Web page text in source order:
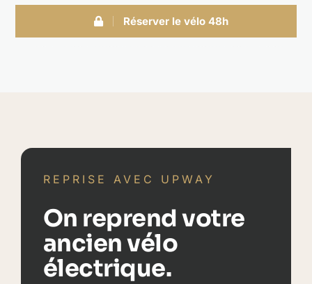
Réserver le vélo 48h
REPRISE AVEC UPWAY
On reprend votre
ancien vélo
électrique.